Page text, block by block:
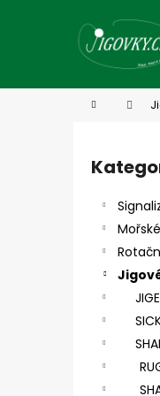
Domů
Přeskočit
kategorie
Zpět
Zpět